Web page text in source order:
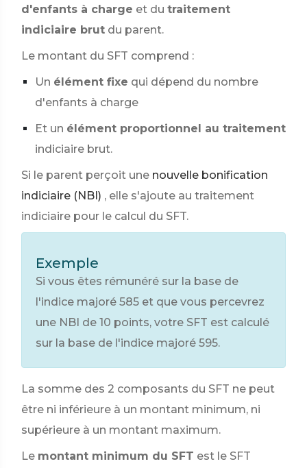
d'enfants à charge et du traitement
indiciaire brut du parent.
Le montant du SFT comprend :
Un élément fixe qui dépend du nombre
d'enfants à charge
Et un élément proportionnel au traitement
indiciaire brut.
Si le parent perçoit une nouvelle bonification
indiciaire (NBI) , elle s'ajoute au traitement
indiciaire pour le calcul du SFT.
Exemple
Si vous êtes rémunéré sur la base de
l'indice majoré 585 et que vous percevrez
une NBI de 10 points, votre SFT est calculé
sur la base de l'indice majoré 595.
La somme des 2 composants du SFT ne peut
être ni inférieure à un montant minimum, ni
supérieure à un montant maximum.
Le montant minimum du SFT est le SFT